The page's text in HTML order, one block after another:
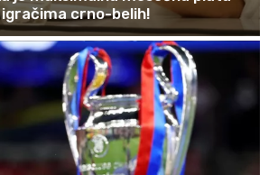
igračima crno-belih!